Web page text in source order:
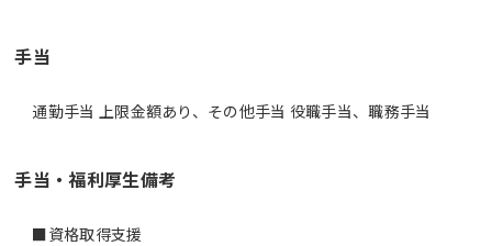
手当
通勤手当 上限金額あり、その他手当 役職手当、職務手当
手当・福利厚生備考
■資格取得支援